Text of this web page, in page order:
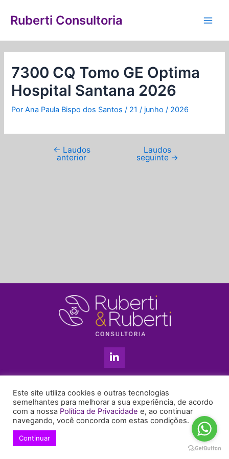
para
conteúdo
Ruberti Consultoria
7300 CQ Tomo GE Optima
Hospital Santana 2026
PorAna Paula Bispo dos Santos/ 21 / junho / 2026
de
← Laudos
anterior
Laudos
seguinte →
L
i
n
e
d
i
n
+55 11 99655-6439
enyruberti@ruberticonsultoria.com.br
Este site utiliza cookies e outras tecnologias
semelhantes para melhorar a sua experiência, de acordo
com a nossa Política de Privacidade e, ao continuar
navegando, você concorda com estas condições.
Continuar